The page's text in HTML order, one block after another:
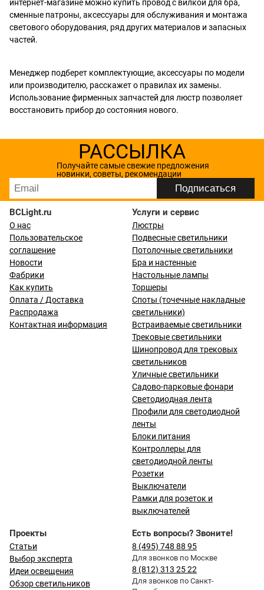
интернет-магазине можно купить провод с вилкой для бра,
сменные патроны, аксессуары для обслуживания и монтажа
светового оборудования, ряд других материалов и запасных
частей.
Менеджер подберет комплектующие, аксессуары по модели
или производителю, расскажет о правилах их замены.
Использование фирменных запчастей для люстр позволяет
восстановить прибор до состояния нового.
РАССЫЛКА
Получайте самые свежие предложения
новинки, советы, рекомендации
BCLight.ru
О нас
Пользовательское
соглашение
Новости
Фабрики
Как купить
Оплата / Доставка
Распродажа
Контактная информация
Услуги и сервис
Люстры
Подвесные светильники
Потолочные светильники
Бра и настенные
Настольные лампы
Торшеры
Споты (точечные накладные
светильники)
Встраиваемые светильники
Трековые светильники
Шинопровод для трековых
светильников
Уличные светильники
Садово-парковые фонари
Светодиодная лента
Профили для светодиодной
ленты
Блоки питания
Контроллеры для
светодиодной ленты
Розетки
Выключатели
Рамки для розеток и
выключателей
Проекты
Статьи
Выбор эксперта
Идеи освещения
Обзор светильников
Есть вопросы? Звоните!
8 (495) 748 88 95
Для звонков по Москве
8 (812) 313 25 22
Для звонков по Санкт-